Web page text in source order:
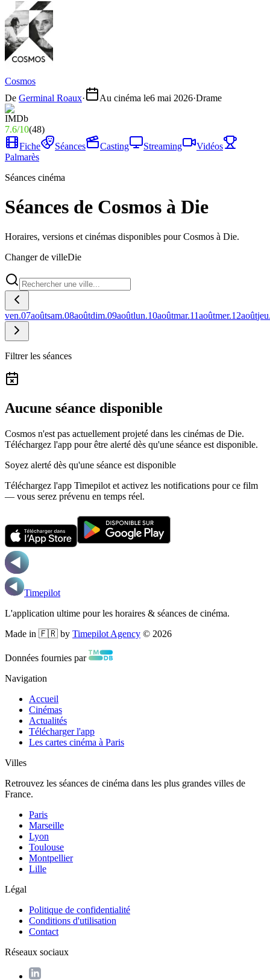
Cosmos
De Germinal Roaux· Au cinéma le6 mai 2026·Drame
7.6/10(48)
Fiche
Séances Casting Streaming
Vidéos
Palmarès
Séances cinéma
Séances de Cosmos à Die
Horaires, versions et cinémas disponibles pour Cosmos à Die.
Changer de villeDie
ven.07aoûtsam.08aoûtdim.09aoûtlun.10aoûtmar.11aoûtmer.12août
Filtrer les séances
Aucune séance disponible
Cosmos n'est pas actuellement projeté dans les cinémas de Die.
Téléchargez l'app pour être alerté dès qu'une séance est disponible.
Soyez alerté dès qu'une séance est disponible
Téléchargez l'app Timepilot et activez les notifications pour ce film
— vous serez prévenu en temps réel.
Timepilot
L'application ultime pour les horaires & séances de cinéma.
Made in 🇫🇷 by Timepilot Agency © 2026
Données fournies par
Navigation
Accueil
Cinémas
Actualités
Télécharger l'app
Les cartes cinéma à Paris
Villes
Retrouvez les séances de cinéma dans les plus grandes villes de
France.
Paris
Marseille
Lyon
Toulouse
Montpellier
Lille
Légal
Politique de confidentialité
Conditions d'utilisation
Contact
Réseaux sociaux